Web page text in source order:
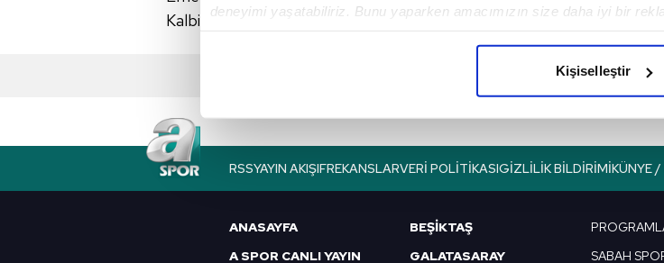
deneyimi yaşatabiliriz. Bunu yaparken amacımızın size daha iyi bir
Her halükârda, kullanıcılar, bu çerezlere izin vermedikleri takdirde,
çerezler vasıtasıyla çeşitli kişisel verileriniz işlenmekte olup gerekli
Çerezlere ilişkin tercihlerinizi aşağıda yer alan panel vasıtasıyla
Kişiselleştir
Kalbimiz sizinle.
RSSYAYIN AKIŞIFREKANSLARVERI POLITIKASIGIZLILIK BILDIRIMIKÜNYE
ANASAYFA
A SPOR CANLI YAYIN
BEŞİKTAŞ
GALATASARAY
SABAH